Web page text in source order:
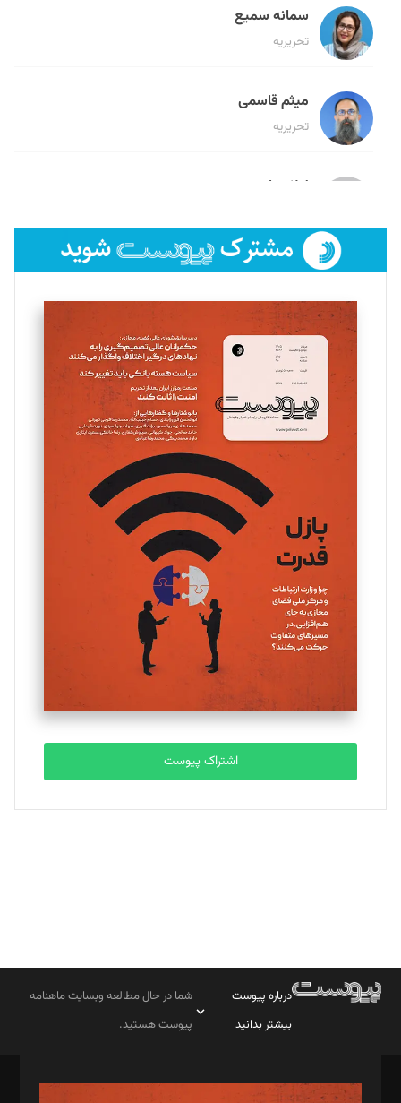
سمانه سمیع
تحریریه
میثم قاسمی
تحریریه
لیلا حنارود
فائزه فتحی رستمی
تحریریه
سروش کرمیان
تحریریه
مینا پاکدل
یسنا امان‌پور
تحریریه
ملینا جعفری
تحریریه
مصطفی مسجدی آرانی
تحریریه
بابک نقاش
تحریریه
اشتراک پیوست
درباره پیوست
بیشتر بدانید
شما در حال مطالعه وبسایت ماهنامه
پیوست هستید.
مدیر مسئول: محمدباقر اثنی‌عشری